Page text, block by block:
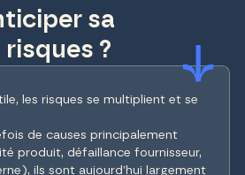
sa
?
les risques se multiplient et se
de causes principalement
produit, défaillance fournisseur,
ils sont aujourd’hui largement